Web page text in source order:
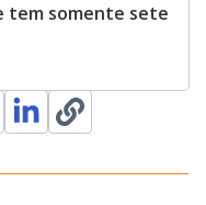
tem somente sete